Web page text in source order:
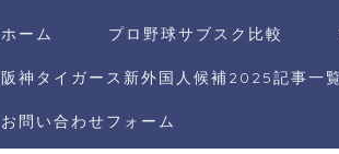
ホーム プロ野球サブスク比較
阪神タイガース新外国人候補2025記事一
お問い合わせフォーム